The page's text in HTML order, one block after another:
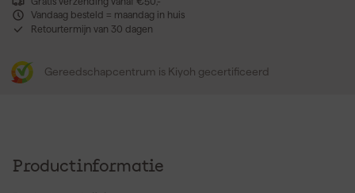
Vandaag besteld = maandag in huis
Retourtermijn van 30 dagen
Gereedschapcentrum is Kiyoh gecertificeerd
Productinformatie